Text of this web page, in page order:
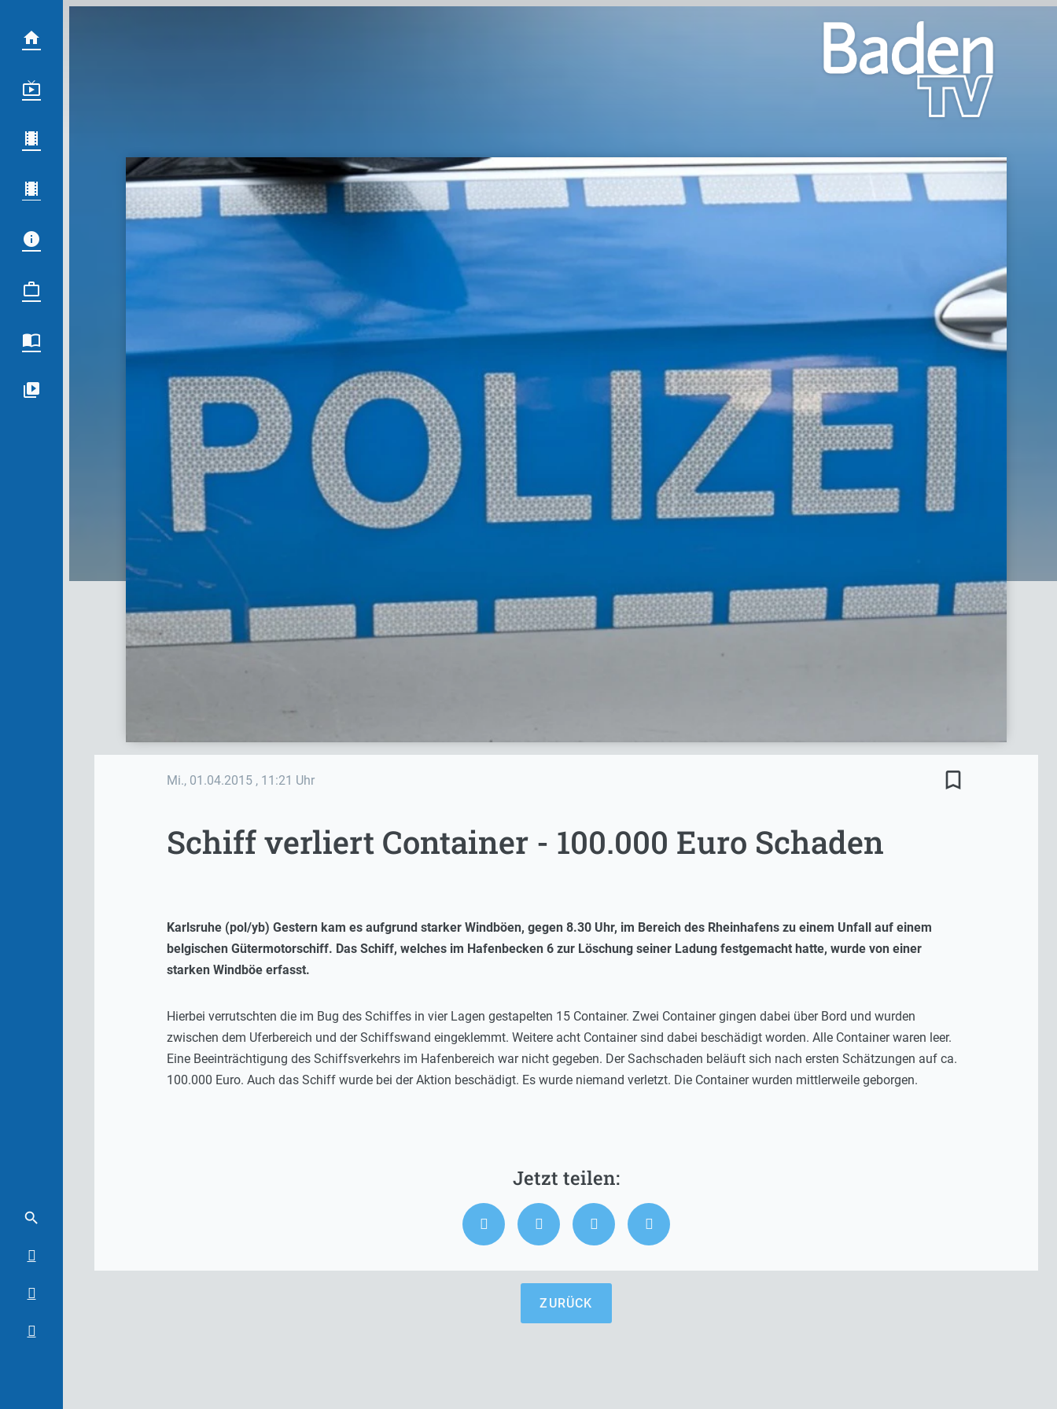
Mi., 01.04.2015 , 11:21 Uhr bookmark_border
Schiff verliert Container - 100.000 Euro Schaden
Karlsruhe (pol/yb) Gestern kam es aufgrund starker Windböen, gegen 8.30 Uhr, im Bereich des Rheinhafens zu einem Unfall auf einem
belgischen Gütermotorschiff. Das Schiff, welches im Hafenbecken 6 zur Löschung seiner Ladung festgemacht hatte, wurde von einer
starken Windböe erfasst.
Hierbei verrutschten die im Bug des Schiffes in vier Lagen gestapelten 15 Container. Zwei Container gingen dabei über Bord und wurden
zwischen dem Uferbereich und der Schiffswand eingeklemmt. Weitere acht Container sind dabei beschädigt worden. Alle Container waren leer.
Eine Beeinträchtigung des Schiffsverkehrs im Hafenbereich war nicht gegeben. Der Sachschaden beläuft sich nach ersten Schätzungen auf ca.
100.000 Euro. Auch das Schiff wurde bei der Aktion beschädigt. Es wurde niemand verletzt. Die Container wurden mittlerweile geborgen.
ZURÜCK